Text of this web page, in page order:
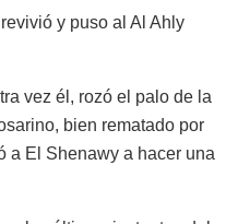
y puso al Al Ahly
vez él, rozó el palo de la
bien rematado por
a El Shenawy a hacer una